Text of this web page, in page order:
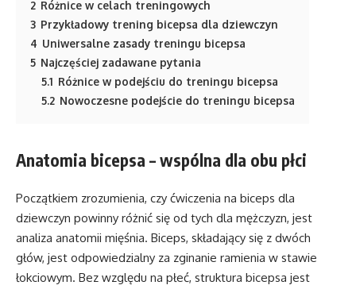
2 Różnice w celach treningowych
3 Przykładowy trening bicepsa dla dziewczyn
4 Uniwersalne zasady treningu bicepsa
5 Najczęściej zadawane pytania
5.1 Różnice w podejściu do treningu bicepsa
5.2 Nowoczesne podejście do treningu bicepsa
Anatomia bicepsa – wspólna dla obu płci
Początkiem zrozumienia, czy ćwiczenia na biceps dla
dziewczyn powinny różnić się od tych dla mężczyzn, jest
analiza anatomii mięśnia. Biceps, składający się z dwóch
głów, jest odpowiedzialny za zginanie ramienia w stawie
łokciowym. Bez względu na płeć, struktura bicepsa jest